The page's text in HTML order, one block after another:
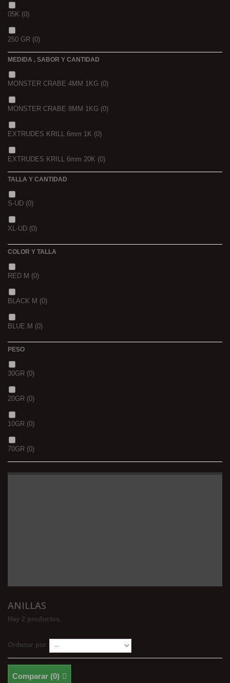
05K (0)
250 GR (0)
3 K
5 K
MEDIDA , SABOR Y CANTIDAD
MONSTER CRABE 4MM 1KG (0)
MONSTER CRABE 8MM 1KG (0)
EXTRUDES KRILL 6mm 1K (0)
EXTRUDES KRILL 6mm 20K (0)
NOIR POISSON 8MM 1K
TALLA Y CANTIDAD
S-UD (0)
XL-UD (0)
COLOR Y TALLA
RED M (0)
BLACK M (0)
BLUE M (0)
PESO
30GR (0)
20GR (0)
10GR (0)
70GR (0)
ANILLAS
Hay 2 productos.
Ordenar por
Comparar (0)